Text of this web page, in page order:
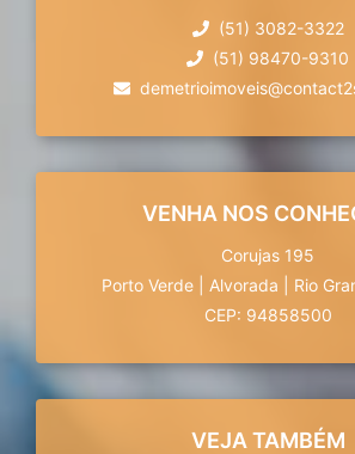
(51) 3082-3322
(51) 98470-9310
VENHA NOS
Corujas 195
Porto Verde
Alvorada
Rio
CEP: 94858500
VEJA TAMBÉM